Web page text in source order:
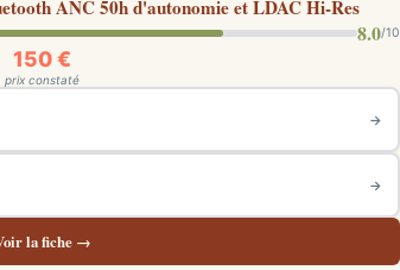
ANC 50h d'autonomie et LDAC Hi-Res
8.0/10
150 €
prix constaté
→
→
la fiche →